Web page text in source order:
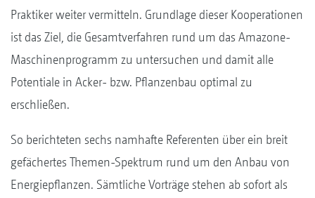
Praktiker weiter vermitteln. Grundlage dieser Kooperationen
ist das Ziel, die Gesamtverfahren rund um das Amazone-
Maschinenprogramm zu untersuchen und damit alle
Potentiale in Acker- bzw. Pflanzenbau optimal zu
erschließen.
So berichteten sechs namhafte Referenten über ein breit
gefächertes Themen-Spektrum rund um den Anbau von
Energiepflanzen. Sämtliche Vorträge stehen ab sofort als